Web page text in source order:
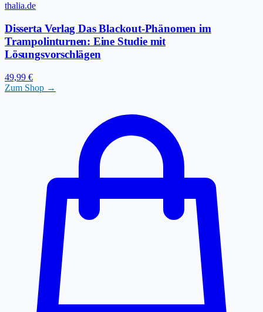
thalia.de
Disserta Verlag Das Blackout-Phänomen im
Trampolinturnen: Eine Studie mit
Lösungsvorschlägen
49,99 €
Zum Shop →